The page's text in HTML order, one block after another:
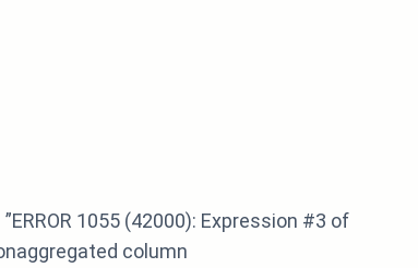
1055 (42000): Expression #3 of
column